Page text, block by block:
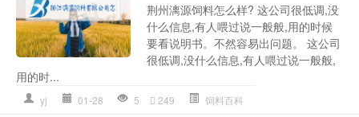
荆州漓源饲料怎么样? 这公司很低调,没
什么信息,有人喂过说一般般,用的时候
要看说明书。不然容易出问题。 这公司
很低调,没什么信息,有人喂过说一般般,
用的时...
yj 01-28 5 249 饲料百科